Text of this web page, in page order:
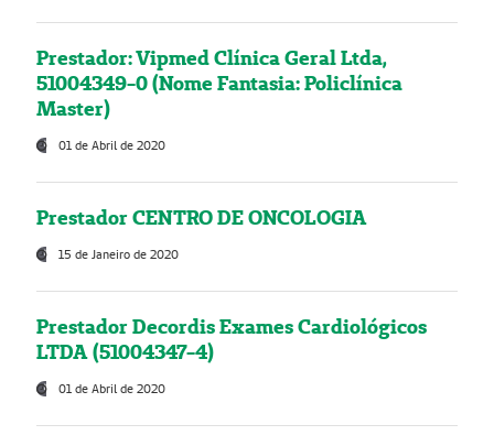
Prestador: Vipmed Clínica Geral Ltda,
51004349-0 (Nome Fantasia: Policlínica
Master)
01 de Abril de 2020
Prestador CENTRO DE ONCOLOGIA
15 de Janeiro de 2020
Prestador Decordis Exames Cardiológicos
LTDA (51004347-4)
01 de Abril de 2020